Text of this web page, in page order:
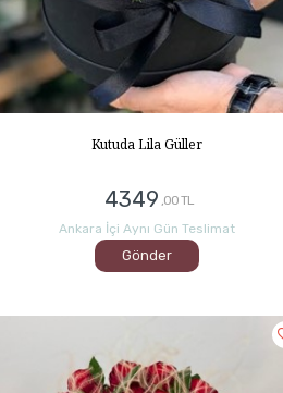
Kutuda Lila Güller
4349 ,00 TL
Ankara İçi Aynı Gün Teslimat
Gönder